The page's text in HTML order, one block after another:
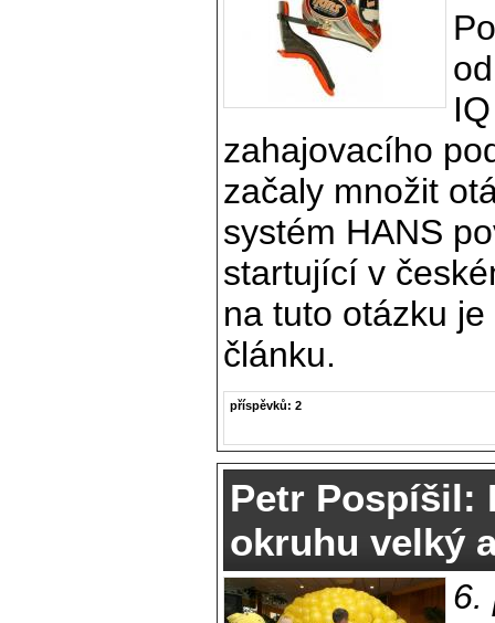
zahajovacího
začaly množit
systém HANS
startující v
na tuto otázku
článku.
příspěvků: 2
Petr Pospíšil:
okruhu velký
6.